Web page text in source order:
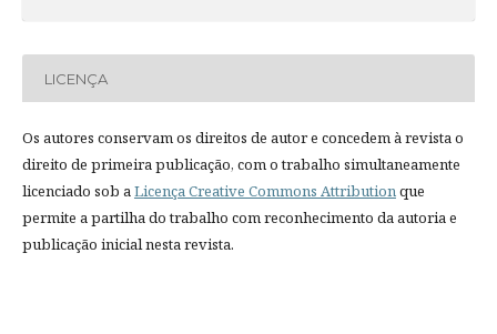
LICENÇA
Os autores conservam os direitos de autor e concedem à revista o
direito de primeira publicação, com o trabalho simultaneamente
licenciado sob aLicença Creative Commons Attributionque
permite a partilha do trabalho com reconhecimento da autoria e
publicação inicial nesta revista.